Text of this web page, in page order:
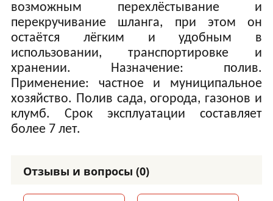
возможным перехлёстывание и
перекручивание шланга, при этом он
остаётся лёгким и удобным в
использовании, транспортировке и
хранении. Назначение: полив.
Применение: частное и муниципальное
хозяйство. Полив сада, огорода, газонов и
клумб. Срок эксплуатации составляет
более 7 лет.
Отзывы и вопросы (0)